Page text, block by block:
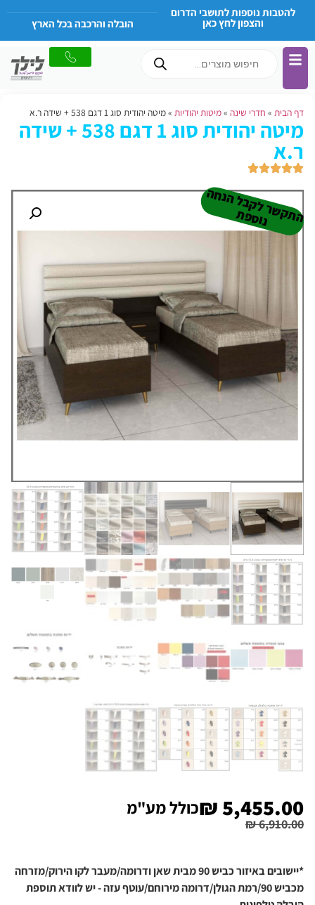
להטבות נוספות לתושבי הדרום
והצפון לחץ כאן הובלה והרכבה בכל הארץ
דף הבית » חדרי שינה »מיטות יהודיות »מיטה יהודית סוג 1 דגם 538 + שידה ר.א
מיטה יהודית סוג 1 דגם 538 + שידה
ר.א
ה
ת
ק
ש
ר
ל
ק
ב
ל
הנ
ח
ה
נו
ס
פ
ת
₪6,910.00
₪5,455.00 כולל מע"מ
*יישובים באיזור כביש 90 מבית שאן ודרומה/מעבר לקו הירוק/מזרחה
מכביש 90/רמת הגולן/דרומה מירוחם/עוטף עזה - יש לוודא תוספת